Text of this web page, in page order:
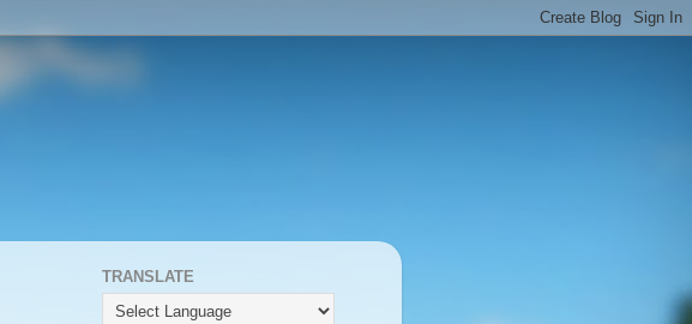
TRANSLATE